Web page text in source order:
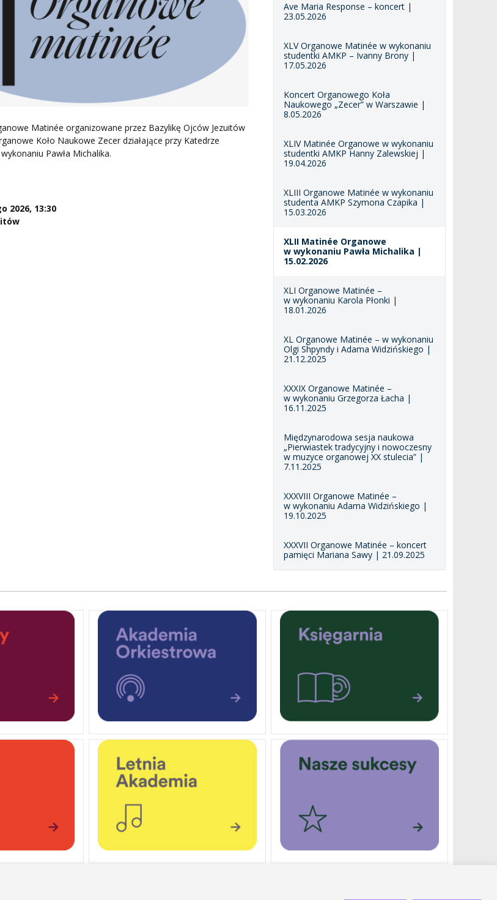
Ave Maria Response – koncert |
23.05.2026
XLV Organowe Matinée w wykonaniu
studentki AMKP – Ivanny Brony |
17.05.2026
Koncert Organowego Koła
Naukowego „Zecer” w Warszawie |
8.05.2026
XLIV Matinée Organowe w wykonaniu
studentki AMKP Hanny Zalewskiej |
19.04.2026
XLIII Organowe Matinée w wykonaniu
studenta AMKP Szymona Czapika |
15.03.2026
XLII Matinée Organowe
w wykonaniu Pawła Michalika |
15.02.2026
XLI Organowe Matinée –
w wykonaniu Karola Płonki |
18.01.2026
XL Organowe Matinée – w wykonaniu
Olgi Shpyndy i Adama Widzińskiego |
21.12.2025
XXXIX Organowe Matinée –
w wykonaniu Grzegorza Łacha |
16.11.2025
Międzynarodowa sesja naukowa
„Pierwiastek tradycyjny i nowoczesny
w muzyce organowej XX stulecia” |
7.11.2025
XXXVIII Organowe Matinée –
w wykonaniu Adama Widzińskiego |
19.10.2025
XXXVII Organowe Matinée – koncert
pamięci Mariana Sawy | 21.09.2025
Matinée organizowane przez Bazylikę Ojców Jezuitów
Koło Naukowe Zecer działające przy Katedrze
Pawła Michalika.
2026, 13:30